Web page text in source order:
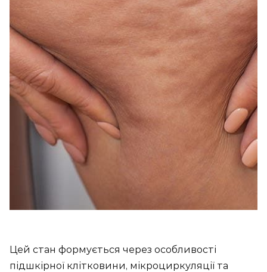
Цей стан формується через особливості
підшкірної клітковини, мікроциркуляції та